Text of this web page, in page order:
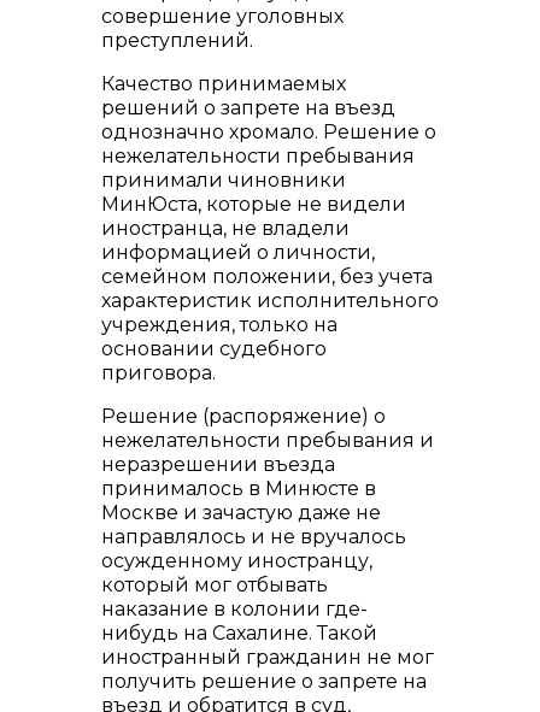
совершение уголовных
преступлений.
Качество принимаемых
решений о запрете на въезд
однозначно хромало. Решение о
нежелательности пребывания
принимали чиновники
МинЮста, которые не видели
иностранца, не владели
информацией о личности,
семейном положении, без учета
характеристик исполнительного
учреждения, только на
основании судебного
приговора.
Решение (распоряжение) о
нежелательности пребывания и
неразрешении въезда
принималось в Минюсте в
Москве и зачастую даже не
направлялось и не вручалось
осужденному иностранцу,
который мог отбывать
наказание в колонии где-
нибудь на Сахалине. Такой
иностранный гражданин не мог
получить решение о запрете на
въезд и обратится в суд,